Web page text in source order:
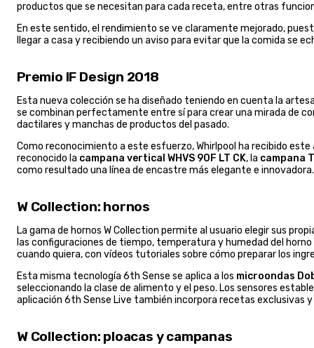
productos que se necesitan para cada receta, entre otras
En este sentido, el rendimiento se ve claramente mejorado,
llegar a casa y recibiendo un aviso para evitar que la comida se
Premio IF Design 2018
Esta nueva colección se ha diseñado teniendo en cuenta la
se combinan perfectamente entre sí para crear una mirada de
dactilares y manchas de productos del pasado.
Como reconocimiento a este esfuerzo, Whirlpool ha recibido este
reconocido la campana vertical WHVS 90F LT CK, la campana
como resultado una línea de encastre más elegante e innovadora.
W Collection: hornos
La gama de hornos W Collection permite al usuario elegir sus
las configuraciones de tiempo, temperatura y humedad del
cuando quiera, con vídeos tutoriales sobre cómo preparar los
Esta misma tecnología 6th Sense se aplica a los microondas
seleccionando la clase de alimento y el peso. Los sensores
aplicación 6th Sense Live también incorpora recetas exclusivas
W Collection: ploacas y campanas